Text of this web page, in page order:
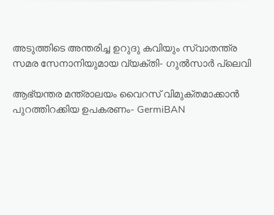
അടുത്തിടെ അന്തരിച്ച ഉറുദു കവിയും സ്വാതന്ത്ര
സമര സേനാനിയുമായ വ്യക്തി- ഗുൽസാർ പ്ലെവി
ആഭ്യന്തര മന്ത്രാലയം വൈറസ് വിമുക്തമാക്കാൻ
പുറത്തിറക്കിയ ഉപകരണം- GermiBAN